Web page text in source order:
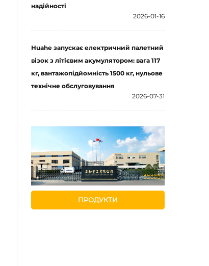
надійності
2026-01-16
Huahe запускає електричний палетний
візок з літієвим акумулятором: вага 117
кг, вантажопідйомність 1500 кг, нульове
технічне обслуговування
2026-07-31
ПРОДУКТИ